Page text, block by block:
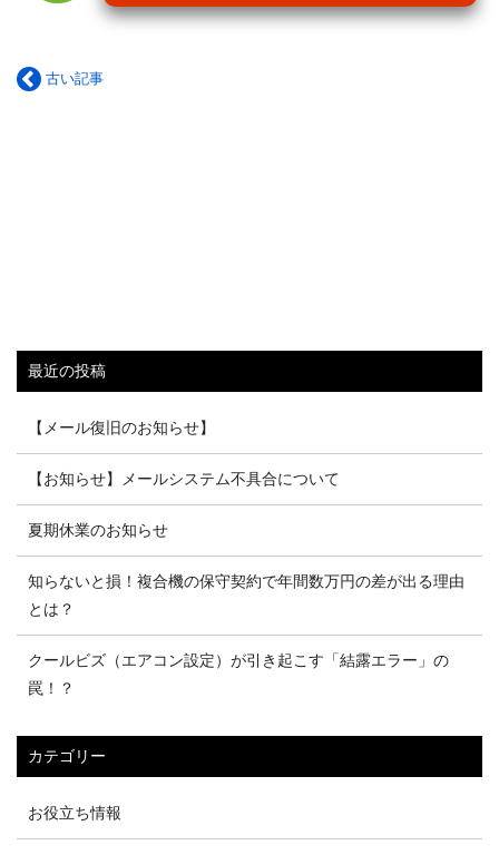
古い記事
最近の投稿
【メール復旧のお知らせ】
【お知らせ】メールシステム不具合について
夏期休業のお知らせ
知らないと損！複合機の保守契約で年間数万円の差が出る理由
とは？
クールビズ（エアコン設定）が引き起こす「結露エラー」の
罠！？
カテゴリー
お役立ち情報